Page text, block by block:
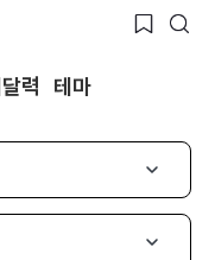
력 테마